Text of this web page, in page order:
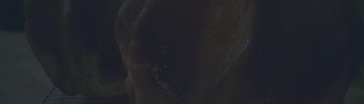
antipasto, ma anche con le tagliatelle per un primo piatto
primi e secondi di pesce ed in particolare pesci di mare al